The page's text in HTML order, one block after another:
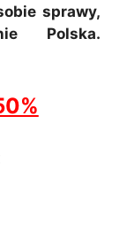
sprawy,
Polska.